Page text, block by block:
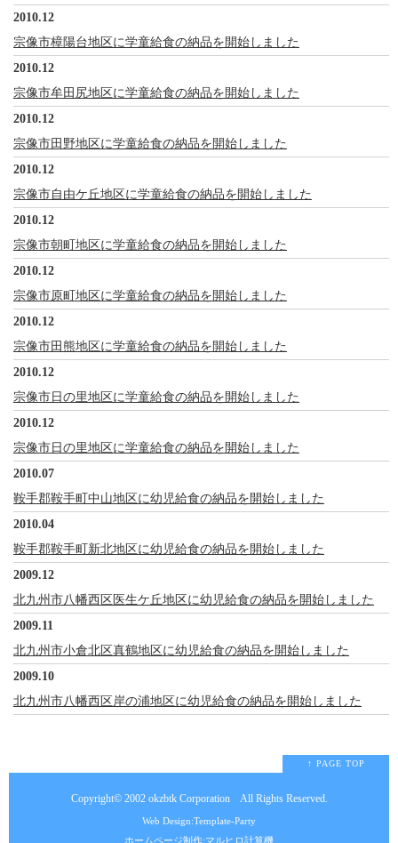
2010.12
宗像市樟陽台地区に学童給食の納品を開始しました
2010.12
宗像市牟田尻地区に学童給食の納品を開始しました
2010.12
宗像市田野地区に学童給食の納品を開始しました
2010.12
宗像市自由ケ丘地区に学童給食の納品を開始しました
2010.12
宗像市朝町地区に学童給食の納品を開始しました
2010.12
宗像市原町地区に学童給食の納品を開始しました
2010.12
宗像市田熊地区に学童給食の納品を開始しました
2010.12
宗像市日の里地区に学童給食の納品を開始しました
2010.12
宗像市日の里地区に学童給食の納品を開始しました
2010.07
鞍手郡鞍手町中山地区に幼児給食の納品を開始しました
2010.04
鞍手郡鞍手町新北地区に幼児給食の納品を開始しました
2009.12
北九州市八幡西区医生ケ丘地区に幼児給食の納品を開始しました
2009.11
北九州市小倉北区真鶴地区に幼児給食の納品を開始しました
2009.10
北九州市八幡西区岸の浦地区に幼児給食の納品を開始しました
↑ PAGE TOP
Copyright© 2002 okzbtk CorporationAll Rights Reserved.
Web Design:Template-Party
ホームページ制作:マルヒロ計算機